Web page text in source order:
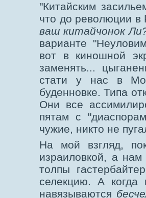
"Китайским
что до революции в
ваш китайчонок
варианте
вот в киношной
заменять...
стати у нас в
буденновке. Типа
Они все
пятам с
чужие, никто не
На мой взгляд,
израиловкой, а
толпы
селекцию. А когда
навязываются